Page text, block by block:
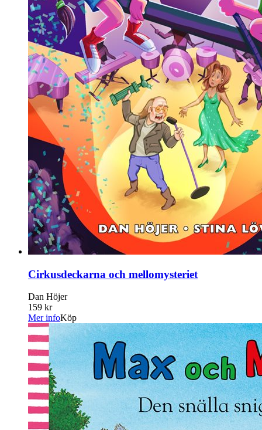
Cirkusdeckarna och mellomysteriet
Dan Höjer
159 kr
Mer infoKöp